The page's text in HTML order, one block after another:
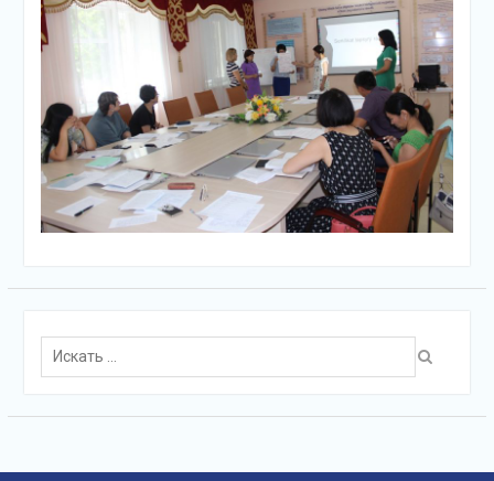
Поиск
для: